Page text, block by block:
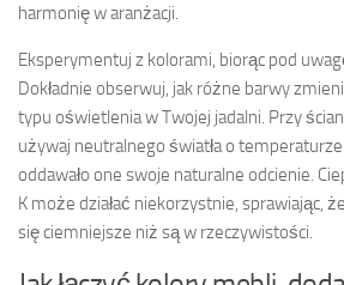
harmonię w aranżacji.
Eksperymentuj z kolorami, biorąc pod
Dokładnie obserwuj, jak różne barwy
typu oświetlenia w Twojej jadalni. Przy
używaj neutralnego światła o temperaturze
oddawało one swoje naturalne odcienie.
K może działać niekorzystnie, sprawiając,
się ciemniejsze niż są w rzeczywistości.